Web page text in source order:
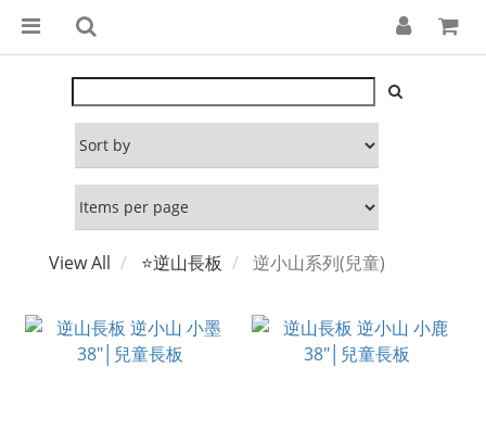
View All ⭐逆山長板 逆小山系列(兒童)